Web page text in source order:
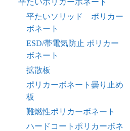
平たいポリカーボネート
平たいソリッド ポリカー
ボネート
ESD/帯電気防止 ポリカー
ボネート
拡散板
ポリカーボネート曇り止め
板
難燃性ポリカーボネート
ハードコートポリカーボネ